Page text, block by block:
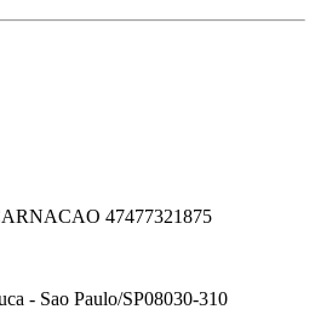
47477321875
- Sao Paulo/SP08030-310